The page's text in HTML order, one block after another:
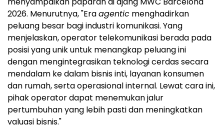
2026. Menurutnya, "Eraagentic menghadirkan
peluang besar bagi industri komunikasi. Yang
menjelaskan, operator telekomunikasi berada pada
posisi yang unik untuk menangkap peluang ini
dengan mengintegrasikan teknologi cerdas secara
mendalam ke dalam bisnis inti, layanan konsumen
dan rumah, serta operasional internal. Lewat cara ini,
pihak operator dapat menemukan jalur
pertumbuhan yang lebih pasti dan meningkatkan
valuasi bisnis."